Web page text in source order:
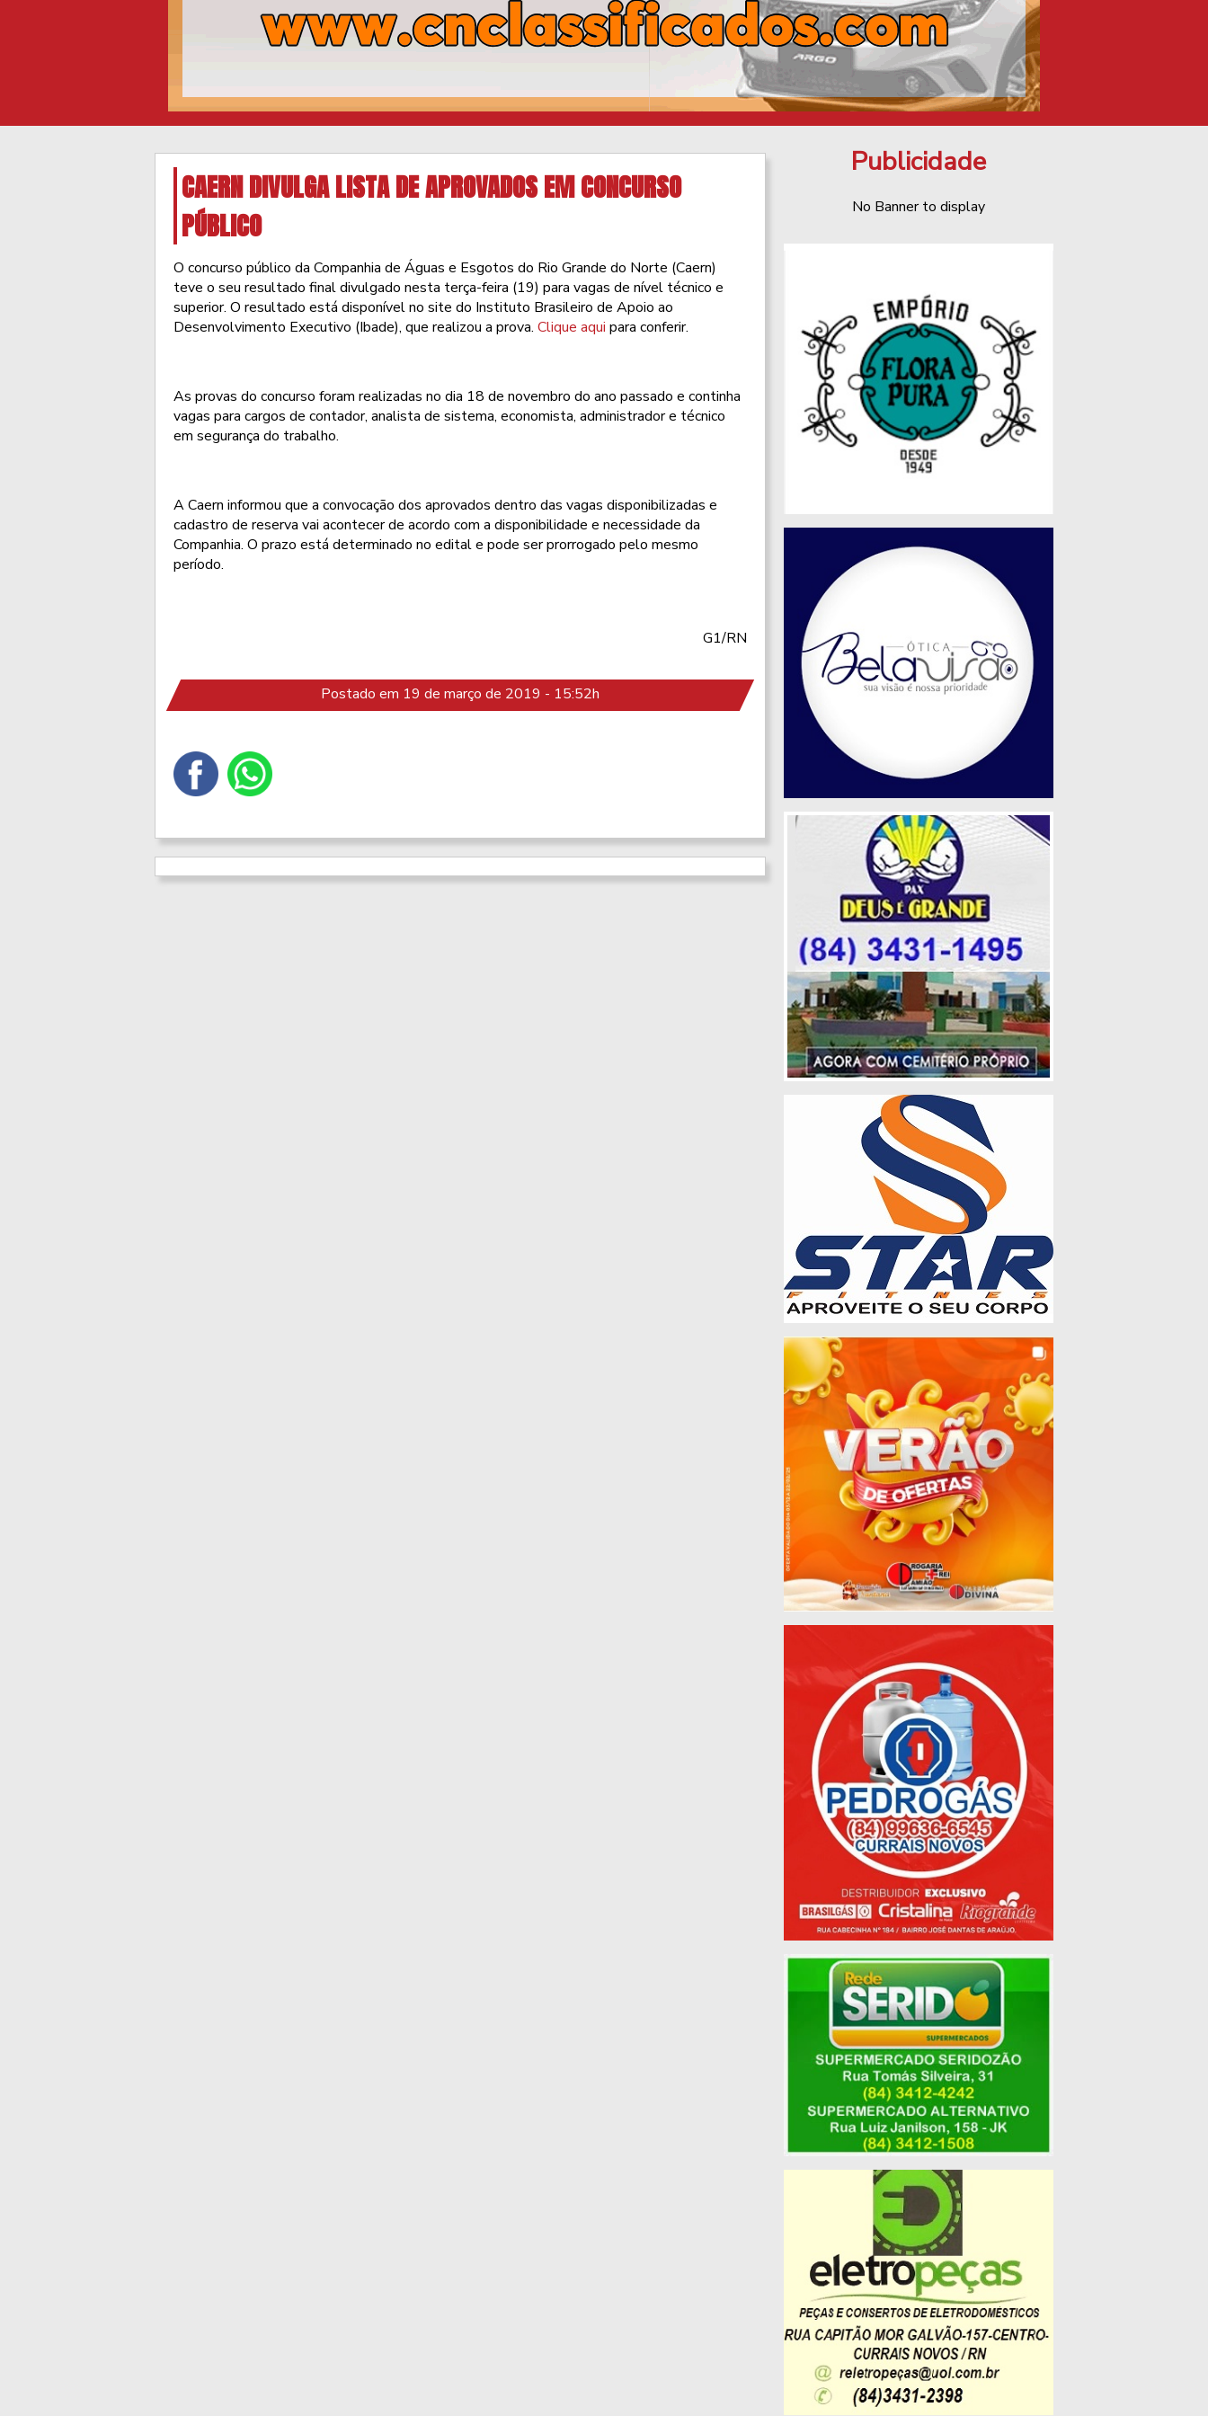
CAERN DIVULGA LISTA DE APROVADOS EM CONCURSO
PÚBLICO
O concurso público da Companhia de Águas e Esgotos do Rio Grande do Norte (Caern)
teve o seu resultado final divulgado nesta terça-feira (19) para vagas de nível técnico e
superior. O resultado está disponível no site do Instituto Brasileiro de Apoio ao
Desenvolvimento Executivo (Ibade), que realizou a prova. Clique aqui para conferir.
As provas do concurso foram realizadas no dia 18 de novembro do ano passado e continha
vagas para cargos de contador, analista de sistema, economista, administrador e técnico
em segurança do trabalho.
A Caern informou que a convocação dos aprovados dentro das vagas disponibilizadas e
cadastro de reserva vai acontecer de acordo com a disponibilidade e necessidade da
Companhia. O prazo está determinado no edital e pode ser prorrogado pelo mesmo
período.
G1/RN
Postado em 19 de março de 2019 - 15:52h
Publicidade
No Banner to display